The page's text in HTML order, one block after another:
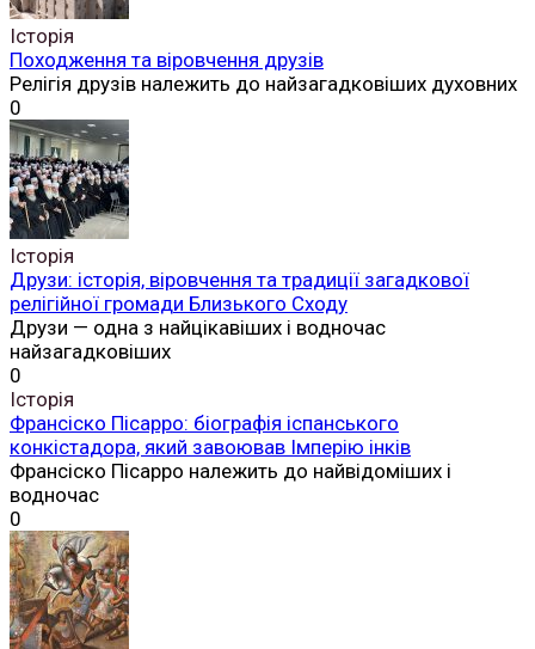
Історія
Походження та віровчення друзів
Релігія друзів належить до найзагадковіших духовних
0
Історія
Друзи: історія, віровчення та традиції загадкової
релігійної громади Близького Сходу
Друзи — одна з найцікавіших і водночас
найзагадковіших
0
Історія
Франсіско Пісарро: біографія іспанського
конкістадора, який завоював Імперію інків
Франсіско Пісарро належить до найвідоміших і
водночас
0